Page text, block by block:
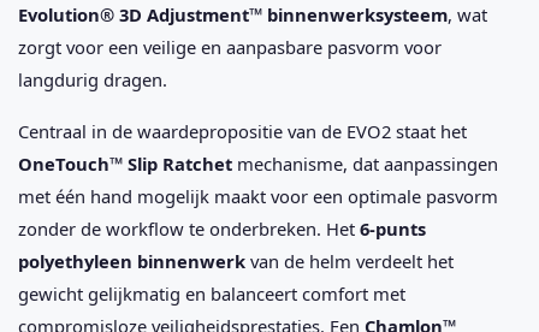
Evolution® 3D Adjustment™ binnenwerksysteem, wat
zorgt voor een veilige en aanpasbare pasvorm voor
langdurig dragen.
Centraal in de waardepropositie van de EVO2 staat het
OneTouch™ Slip Ratchet mechanisme, dat aanpassingen
met één hand mogelijk maakt voor een optimale pasvorm
zonder de workflow te onderbreken. Het 6-punts
polyethyleen binnenwerk van de helm verdeelt het
gewicht gelijkmatig en balanceert comfort met
compromisloze veiligheidsprestaties. Een Chamlon™